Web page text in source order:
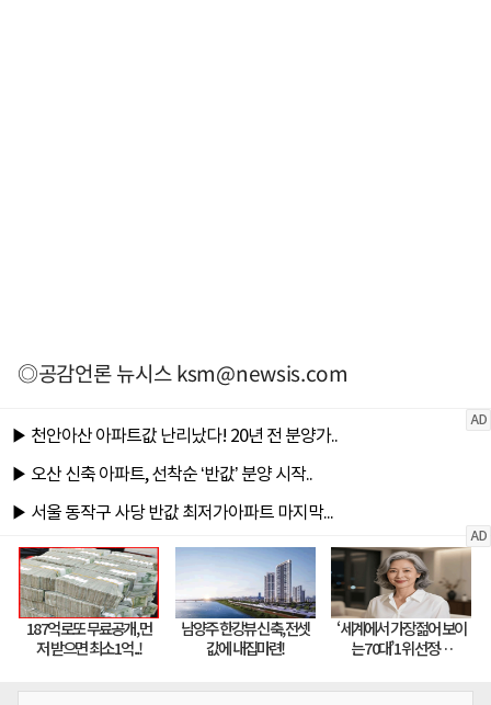
◎공감언론 뉴시스ksm@newsis.com